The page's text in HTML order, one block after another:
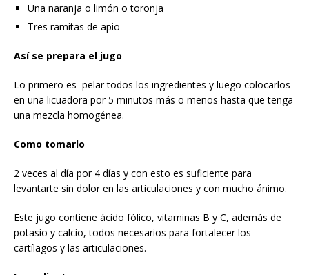
Una naranja o limón o toronja
Tres ramitas de apio
Así se prepara el jugo
Lo primero es pelar todos los ingredientes y luego colocarlos
en una licuadora por 5 minutos más o menos hasta que tenga
una mezcla homogénea.
Como tomarlo
2 veces al día por 4 días y con esto es suficiente para
levantarte sin dolor en las articulaciones y con mucho ánimo.
Este jugo contiene ácido fólico, vitaminas B y C, además de
potasio y calcio, todos necesarios para fortalecer los
cartílagos y las articulaciones.